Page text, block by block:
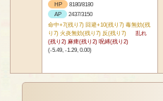
HP
8180/8180
AP
2437/3150
命中+7(残り7) 回避+10(残り7) 毒無効(残
り7) 火炎無効(残り7) 反(残り7)
乱れ
(残り2) 麻痺(残り2) 呪縛(残り2)
(-5.49, -1.29, 0.00)